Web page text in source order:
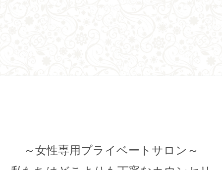
～女性専用プライベートサロン～